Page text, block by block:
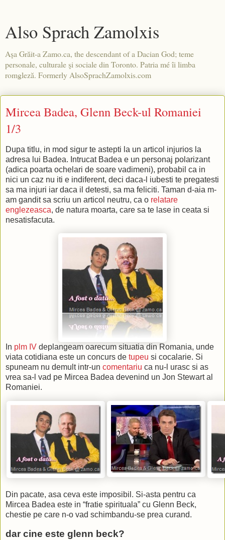
Also Sprach Zamolxis
Aşa Grăit-a Zamo.ca, the descendant of a Dacian God; teme
personale, culturale şi sociale din Toronto. Patria mé îi limba
romgleză. Formerly AlsoSprachZamolxis.com
Mircea Badea, Glenn Beck-ul Romaniei
1/3
Dupa titlu, in mod sigur te astepti la un articol injurios la
adresa lui Badea. Intrucat Badea e un personaj polarizant
(adica poarta ochelari de soare vadimeni), probabil ca in
nici un caz nu iti e indiferent, deci daca-l iubesti te pregatesti
sa ma injuri iar daca il detesti, sa ma feliciti. Taman d-aia m-
am gandit sa scriu un articol neutru, ca o relatare
englezeasca, de natura moarta, care sa te lase in ceata si
nesatisfacuta.
In plm IV deplangeam oarecum situatia din Romania, unde
viata cotidiana este un concurs de tupeu si cocalarie. Si
spuneam nu demult intr-un comentariu ca nu-l urasc si as
vrea sa-l vad pe Mircea Badea devenind un Jon Stewart al
Romaniei.
Din pacate, asa ceva este imposibil. Si-asta pentru ca
Mircea Badea este in “fratie spirituala” cu Glenn Beck,
chestie pe care n-o vad schimbandu-se prea curand.
dar cine este glenn beck?